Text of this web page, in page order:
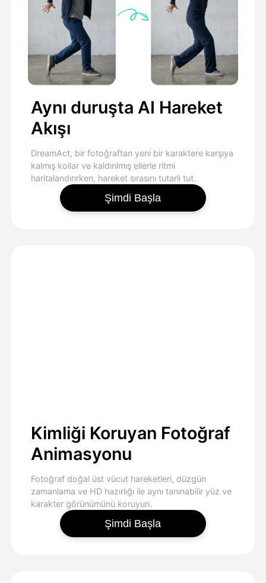
Aynı duruşta AI Hareket
Akışı
DreamAct, bir fotoğraftan yeni bir karaktere karşıya
kalmış kollar ve kaldırılmış ellerle ritmi
haritalandırırken, hareket sırasını tutarlı tut.
Şimdi Başla
Kimliği Koruyan Fotoğraf
Animasyonu
Fotoğraf doğal üst vücut hareketleri, düzgün
zamanlama ve HD hazırlığı ile aynı tanınabilir yüz ve
karakter görünümünü koruyun.
Şimdi Başla